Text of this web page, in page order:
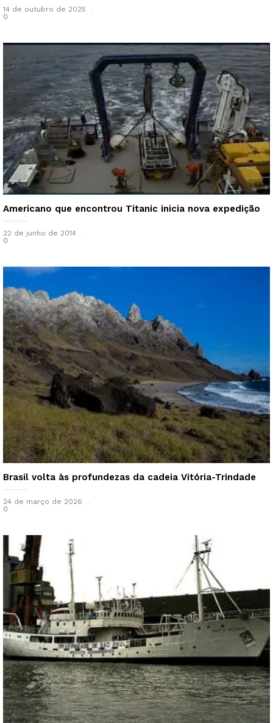
14 de outubro de 2025
0
Americano que encontrou Titanic inicia nova expedição
22 de junho de 2014
0
Brasil volta às profundezas da cadeia Vitória-Trindade
24 de março de 2026
0